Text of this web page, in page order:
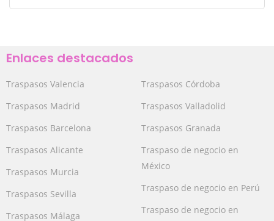
Enlaces destacados
Traspasos Valencia
Traspasos Madrid
Traspasos Barcelona
Traspasos Alicante
Traspasos Murcia
Traspasos Sevilla
Traspasos Málaga
Traspasos Córdoba
Traspasos Valladolid
Traspasos Granada
Traspaso de negocio en
México
Traspaso de negocio en Perú
Traspaso de negocio en